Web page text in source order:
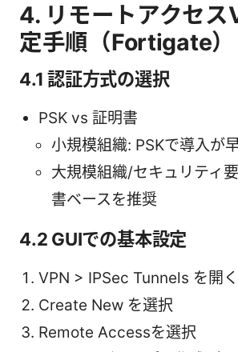
4. リモートアクセス
定手順（Fortigate）
4.1 認証方式の選択
PSK vs 証明書
小規模組織: PSKで導入が
大規模組織/セキュリティ
書ベースを推奨
4.2 GUIでの基本設定
VPN > IPSec Tunnels を開く
Create New を選択
Remote Accessを選択